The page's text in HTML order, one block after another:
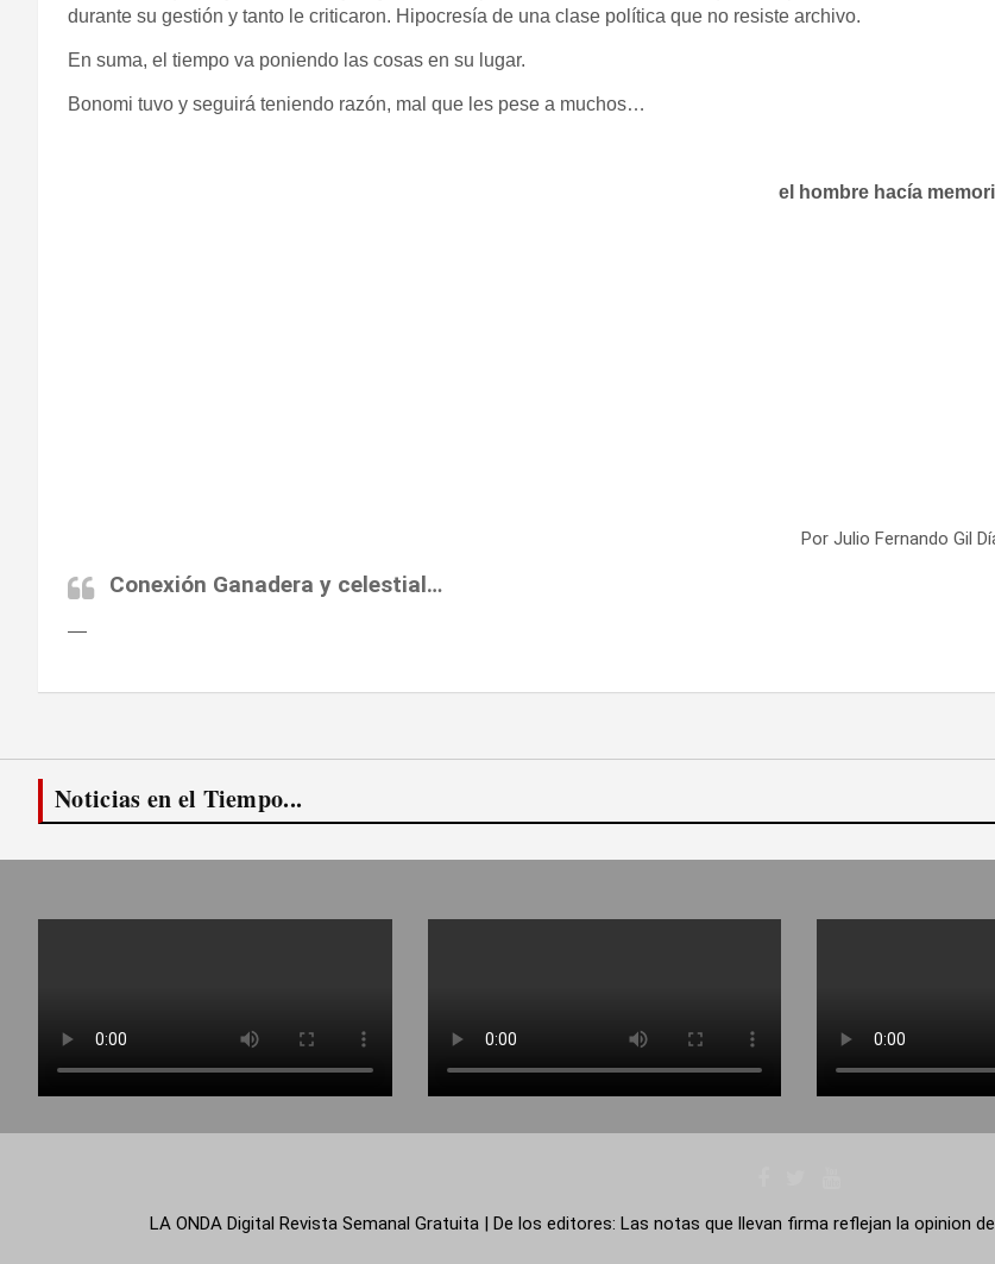
durante su gestión y tanto le criticaron. Hipocresía de una clase política que no resiste archivo.
En suma, el tiempo va poniendo las cosas en su lugar.
Bonomi tuvo y seguirá teniendo razón, mal que les pese a muchos…
el hombre hacía
Por Julio Fernando Gil
Conexión Ganadera y celestial…
—
Noticias en el Tiempo...
LA ONDA Digital Revista Semanal Gratuita | De los editores: Las notas que llevan firma reflejan la opinion